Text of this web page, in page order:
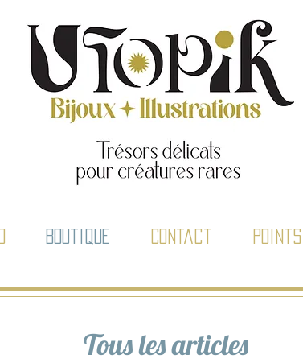
Boutique Contact
Tous les articles